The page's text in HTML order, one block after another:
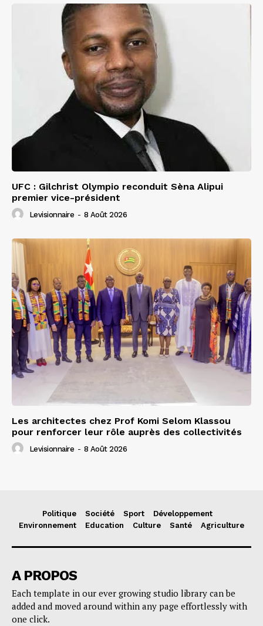
UFC : Gilchrist Olympio reconduit Sèna Alipui
premier vice-président
Levisionnaire - 8 Août 2026
Les architectes chez Prof Komi Selom Klassou
pour renforcer leur rôle auprès des collectivités
Levisionnaire - 8 Août 2026
Politique Société Sport
Développement
Environnement
Education Culture Santé Agriculture
A PROPOS
Each template in our ever growing studio library can be
added and moved around within any page effortlessly with
one click.